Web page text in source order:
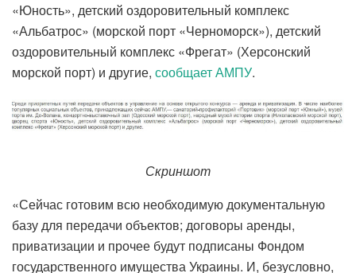
«Юность», детский оздоровительный комплекс
«Альбатрос» (морской порт «Черноморск»), детский
оздоровительный комплекс «Фрегат» (Херсонский
морской порт) и другие, сообщает АМПУ.
Скриншот
«Сейчас готовим всю необходимую документальную
базу для передачи объектов; договоры аренды,
приватизации и прочее будут подписаны Фондом
государственного имущества Украины. И, безусловно,